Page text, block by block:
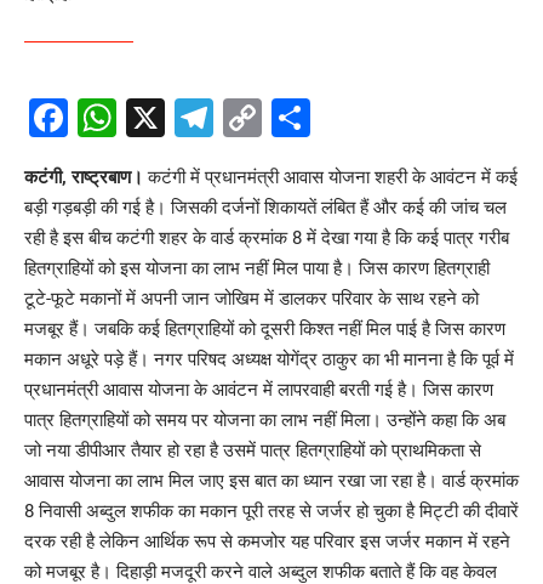
Facebook
WhatsApp
X Telegram
Copy
Link
कटंगी, राष्ट्रबाण। कटंगी में प्रधानमंत्री आवास योजना शहरी के आवंटन में कई
बड़ी गड़बड़ी की गई है। जिसकी दर्जनों शिकायतें लंबित हैं और कई की जांच चल
रही है इस बीच कटंगी शहर के वार्ड क्रमांक 8 में देखा गया है कि कई पात्र गरीब
हितग्राहियों को इस योजना का लाभ नहीं मिल पाया है। जिस कारण हितग्राही
टूटे-फूटे मकानों में अपनी जान जोखिम में डालकर परिवार के साथ रहने को
मजबूर हैं। जबकि कई हितग्राहियों को दूसरी किश्त नहीं मिल पाई है जिस कारण
मकान अधूरे पड़े हैं। नगर परिषद अध्यक्ष योगेंद्र ठाकुर का भी मानना है कि पूर्व में
प्रधानमंत्री आवास योजना के आवंटन में लापरवाही बरती गई है। जिस कारण
पात्र हितग्राहियों को समय पर योजना का लाभ नहीं मिला। उन्होंने कहा कि अब
जो नया डीपीआर तैयार हो रहा है उसमें पात्र हितग्राहियों को प्राथमिकता से
आवास योजना का लाभ मिल जाए इस बात का ध्यान रखा जा रहा है। वार्ड क्रमांक
8 निवासी अब्दुल शफीक का मकान पूरी तरह से जर्जर हो चुका है मिट्टी की दीवारें
दरक रही है लेकिन आर्थिक रूप से कमजोर यह परिवार इस जर्जर मकान में रहने
को मजबूर है। दिहाड़ी मजदूरी करने वाले अब्दुल शफीक बताते हैं कि वह केवल